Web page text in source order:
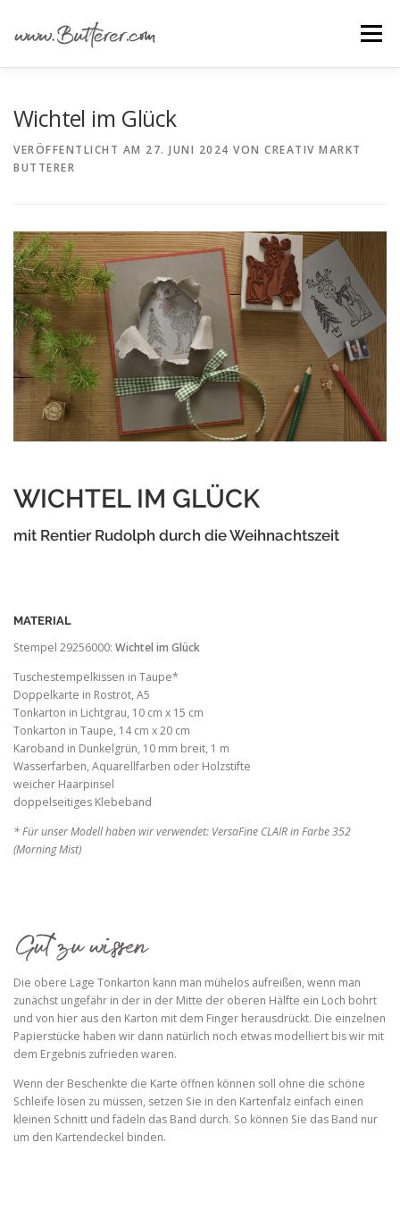
springen
Menü
GRUNDANLEITUNGEN
Wichtel im Glück
VERÖFFENTLICHT AM 27. JUNI 2024 VON CREATIV MARKT
BUTTERER
WICHTEL IM GLÜCK
mit Rentier Rudolph durch die Weihnachtszeit
MATERIAL
Stempel 29256000: Wichtel im Glück
Tuschestempelkissen in Taupe*
Doppelkarte in Rostrot, A5
Tonkarton in Lichtgrau, 10 cm x 15 cm
Tonkarton in Taupe, 14 cm x 20 cm
Karoband in Dunkelgrün, 10 mm breit, 1 m
Wasserfarben, Aquarellfarben oder Holzstifte
weicher Haarpinsel
doppelseitiges Klebeband
* Für unser Modell haben wir verwendet: VersaFine CLAIR in Farbe 352
(Morning Mist)
Die obere Lage Tonkarton kann man mühelos aufreißen, wenn man
zunächst ungefähr in der in der Mitte der oberen Hälfte ein Loch bohrt
und von hier aus den Karton mit dem Finger herausdrückt. Die einzelnen
Papierstücke haben wir dann natürlich noch etwas modelliert bis wir mit
dem Ergebnis zufrieden waren.
Wenn der Beschenkte die Karte öffnen können soll ohne die schöne
Schleife lösen zu müssen, setzen Sie in den Kartenfalz einfach einen
kleinen Schnitt und fädeln das Band durch. So können Sie das Band nur
um den Kartendeckel binden.